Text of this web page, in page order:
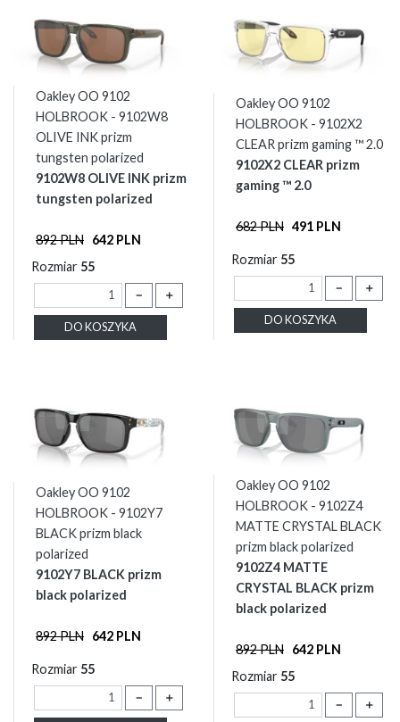
Oakley OO 9102
HOLBROOK - 9102W8
OLIVE INK prizm
tungsten polarized
9102W8 OLIVE INK prizm
tungsten polarized
892 PLN 642 PLN
Rozmiar 55
－ ＋
DO KOSZYKA
Oakley OO 9102
HOLBROOK - 9102X2
CLEAR prizm gaming ™ 2.0
9102X2 CLEAR prizm
gaming ™ 2.0
682 PLN 491 PLN
Rozmiar 55
－ ＋
DO KOSZYKA
Oakley OO 9102
HOLBROOK - 9102Y7
BLACK prizm black
polarized
9102Y7 BLACK prizm
black polarized
892 PLN 642 PLN
Rozmiar 55
－ ＋
Oakley OO 9102
HOLBROOK - 9102Z4
MATTE CRYSTAL BLACK
prizm black polarized
9102Z4 MATTE
CRYSTAL BLACK prizm
black polarized
892 PLN 642 PLN
Rozmiar 55
－ ＋